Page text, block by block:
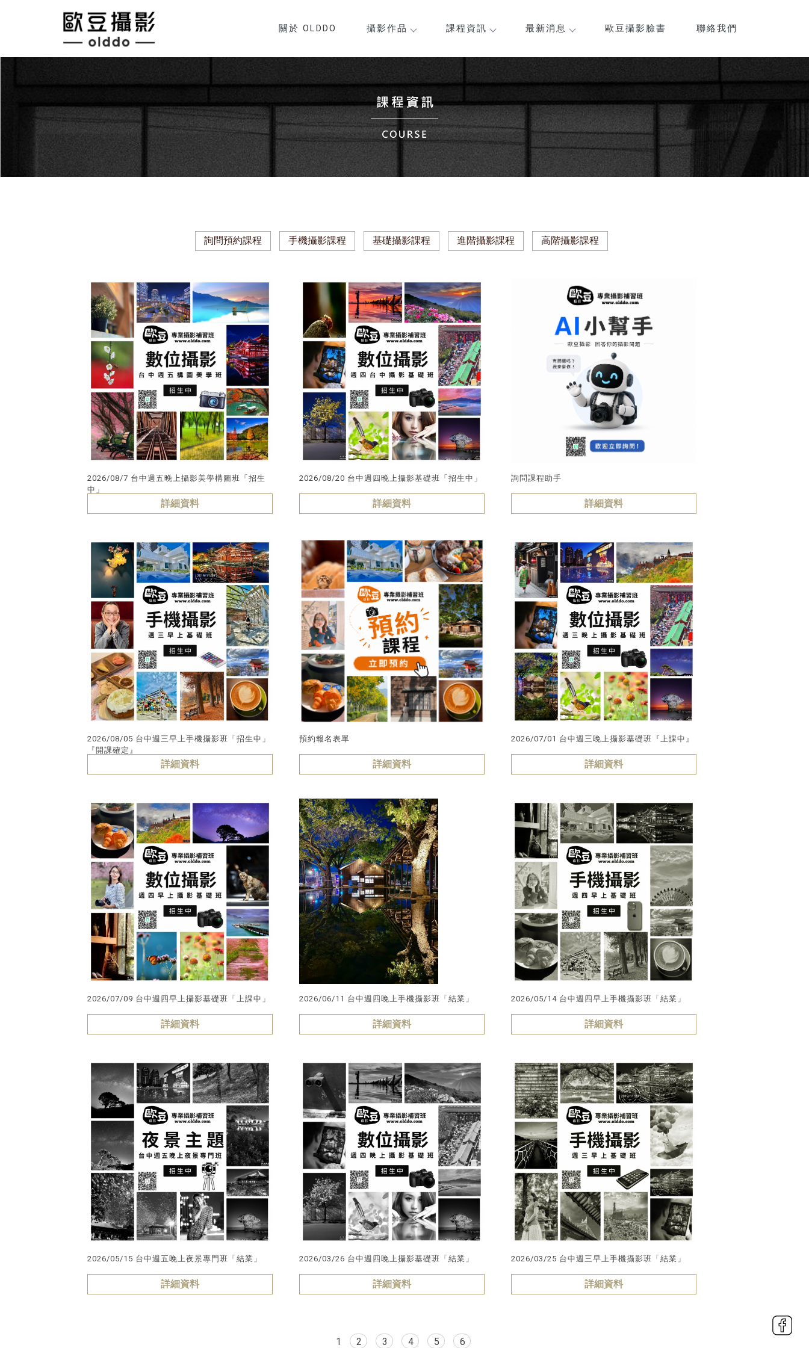
關於 OLDDO 攝影作品 課程資訊 最新消息 歐豆攝影臉書 聯絡我們
詢問預約課程 手機攝影課程 基礎攝影課程 進階攝影課程 高階攝影課程
2026/08/7 台中週五晚上攝影美學構圖班「招生
中」
詳細資料
2026/08/20 台中週四晚上攝影基礎班「招生中」
詳細資料
詢問課程助手
詳細資料
2026/08/05 台中週三早上手機攝影班「招生中」
『開課確定』
詳細資料
預約報名表單
詳細資料
2026/07/01 台中週三晚上攝影基礎班『上課中』
詳細資料
2026/07/09 台中週四早上攝影基礎班「上課中」
詳細資料
2026/06/11 台中週四晚上手機攝影班「結業」
詳細資料
2026/05/14 台中週四早上手機攝影班「結業」
詳細資料
2026/05/15 台中週五晚上夜景專門班「結業」
詳細資料
2026/03/26 台中週四晚上攝影基礎班「結業」
詳細資料
2026/03/25 台中週三早上手機攝影班「結業」
詳細資料
1 2 3 4 5 6